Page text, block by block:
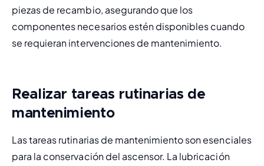
piezas de recambio, asegurando que los
componentes necesarios estén disponibles cuando
se requieran intervenciones de mantenimiento.
Realizar tareas rutinarias de
mantenimiento
Las tareas rutinarias de mantenimiento son esenciales
para la conservación del ascensor. La lubricación